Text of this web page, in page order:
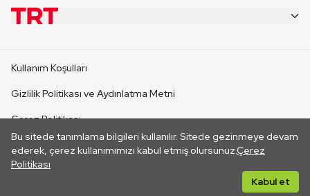
Bu sitede tanımlama bilgileri kullanılır. Sitede gezinmeye devam
ederek, çerez kullanımımızı kabul etmiş olursunuz.Çerez
Politikası
Kabul et
CANLI YAYINLAR
Kullanım Koşulları
Gizlilik Politikası ve Aydınlatma Metni
Çerez Politikası
İletişim
Her hakkı saklıdır. ©2026 TRT. Bağlantı yoluyla gidilen dış